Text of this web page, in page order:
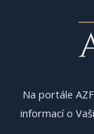
Na portále
informací o